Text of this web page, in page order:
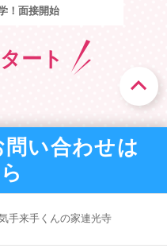
！面接開始
ート
い合わせは
手来手くんの家連光寺